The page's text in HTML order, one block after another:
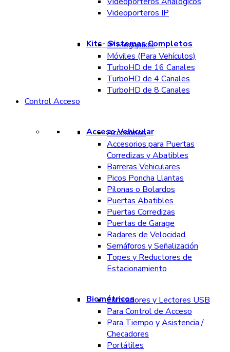
Videoporteros IP
Kits- Sistemas Completos
IP Megapixel
Móviles (Para Vehículos)
TurboHD de 16 Canales
TurboHD de 4 Canales
TurboHD de 8 Canales
Control Acceso
Acceso Vehicular
Accesorios
Accesorios para Puertas
Corredizas y Abatibles
Barreras Vehiculares
Picos Poncha Llantas
Pilonas o Bolardos
Puertas Abatibles
Puertas Corredizas
Puertas de Garage
Radares de Velocidad
Semáforos y Señalización
Topes y Reductores de
Estacionamiento
Biométricos
Enroladores y Lectores USB
Para Control de Acceso
Para Tiempo y Asistencia /
Checadores
Portátiles